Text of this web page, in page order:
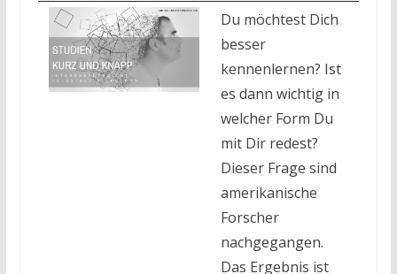
Du möchtest Dich
besser
kennenlernen? Ist
es dann wichtig in
welcher Form Du
mit Dir redest?
Dieser Frage sind
amerikanische
Forscher
nachgegangen.
Das Ergebnis ist